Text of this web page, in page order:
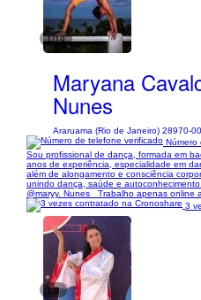
1/19
Maryana
Nunes
Araruama (Rio de Janeiro) 28970-
Número
Sou profissional de dança, formada em
anos de experiência, especialidade em
além de alongamento e consciência
unindo dança, saúde e
@maryy. Nunes_ Trabalho apenas online
3
1/8